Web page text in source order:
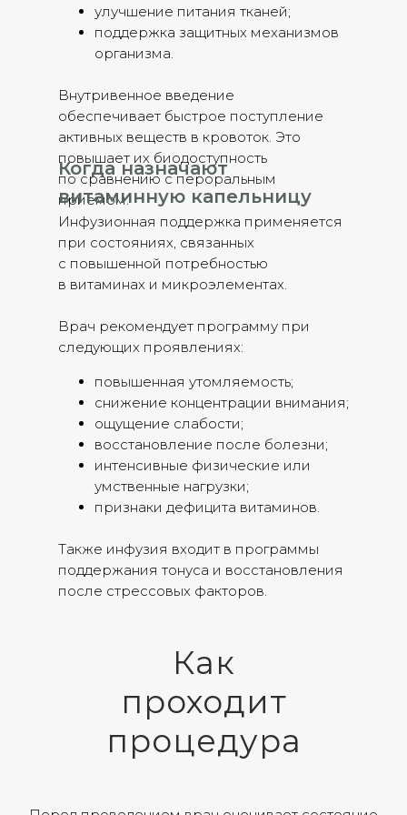
улучшение питания тканей;
поддержка защитных механизмов
организма.
Внутривенное введение
обеспечивает быстрое поступление
активных веществ в кровоток. Это
повышает их биодоступность
по сравнению с пероральным
приемом.
Когда назначают
витаминную капельницу
Инфузионная поддержка применяется
при состояниях, связанных
с повышенной потребностью
в витаминах и микроэлементах.
Врач рекомендует программу при
следующих проявлениях:
повышенная утомляемость;
снижение концентрации внимания;
ощущение слабости;
восстановление после болезни;
интенсивные физические или
умственные нагрузки;
признаки дефицита витаминов.
Также инфузия входит в программы
поддержания тонуса и восстановления
после стрессовых факторов.
Как
проходит
процедура